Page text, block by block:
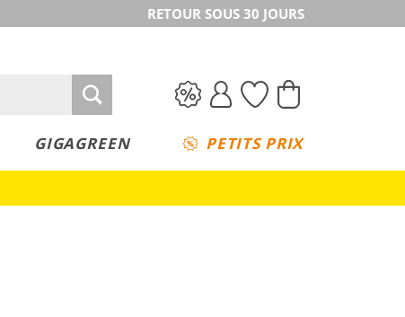
RETOUR SOUS 30 JOURS
GIGAGREEN PETITS PRIX